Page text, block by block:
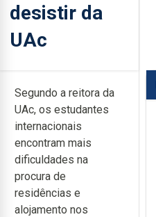
desistir da
UAc
Segundo a reitora da
UAc, os estudantes
internacionais
encontram mais
dificuldades na
procura de
residências e
alojamento nos